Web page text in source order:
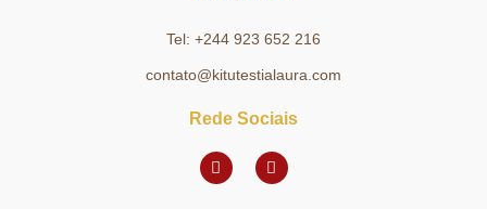
Tel: +244 923 652 216
contato@kitutestialaura.com
Rede Sociais